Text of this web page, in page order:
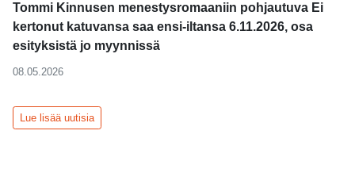
Tommi Kinnusen menestysromaaniin pohjautuva Ei
kertonut katuvansa saa ensi-iltansa 6.11.2026, osa
esityksistä jo myynnissä
08.05.2026
Lue lisää uutisia